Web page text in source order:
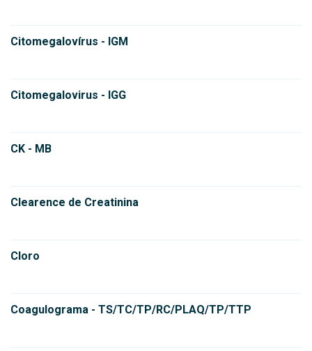
Citomegalovírus - IGM
Citomegalovirus - IGG
CK - MB
Clearence de Creatinina
Cloro
Coagulograma - TS/TC/TP/RC/PLAQ/TP/TTP